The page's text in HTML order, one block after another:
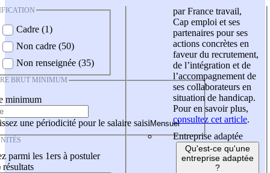
Cadre (1)
Non cadre (50)
Non renseignée (35)
BRUT MINIMUM
minimum
une périodicité pour le salaire saisi
parmi les 1ers à postuler
résultats
par France travail,
Cap emploi et ses
partenaires pour ses
actions concrètes en
faveur du recrutement,
de l’intégration et de
l’accompagnement de
ses collaborateurs en
situation de handicap.
Pour en savoir plus,
consultez cet article.
Entreprise adaptée
Qu'est-ce qu'une
entreprise adaptée
?